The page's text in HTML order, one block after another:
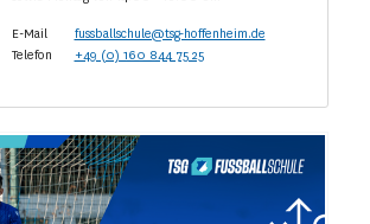
E-Mail
fussballschule@tsg-hoffenheim.de
Telefon
+49 (0) 160 844 75 25